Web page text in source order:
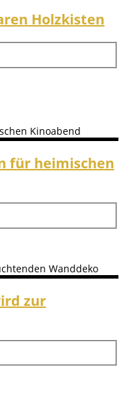
Holzkisten
für heimischen
zur